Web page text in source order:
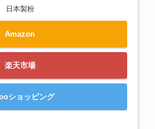
日本製粉
Amazon
楽天市場
ショッピング